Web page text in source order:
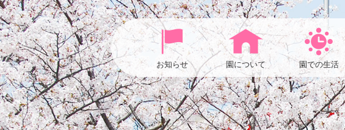
お知らせ 園について 園での生活